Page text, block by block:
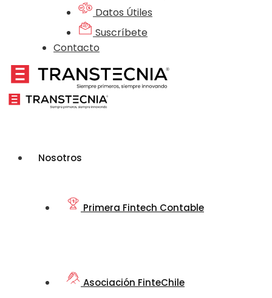
Datos Útiles
Suscríbete
Contacto
Nosotros
Primera Fintech Contable
Asociación FinteChile